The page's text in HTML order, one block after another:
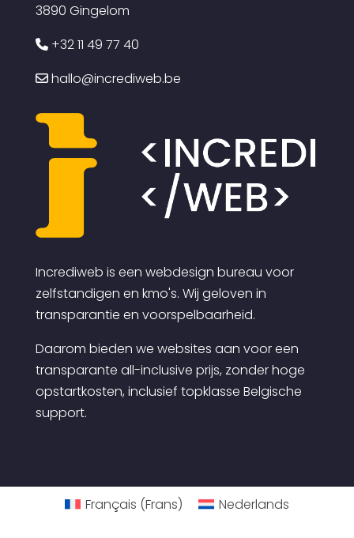
3890 Gingelom
+32 11 49 77 40
hallo@incrediweb.be
Incrediweb is een webdesign bureau voor
zelfstandigen en kmo's. Wij geloven in
transparantie en voorspelbaarheid.
Daarom bieden we websites aan voor een
transparante all-inclusive prijs, zonder hoge
opstartkosten, inclusief topklasse Belgische
support.
Français (Frans) Nederlands